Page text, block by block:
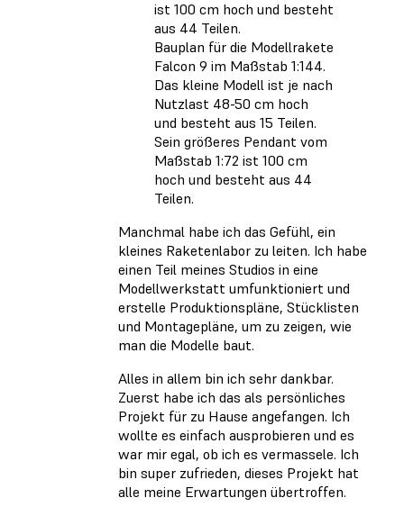
Bauplan für die Modellrakete
Falcon 9 im Maßstab 1:144.
Das kleine Modell ist je nach
Nutzlast 48-50 cm hoch
und besteht aus 15 Teilen.
Sein größeres Pendant vom
Maßstab 1:72 ist 100 cm
hoch und besteht aus 44
Teilen.
Manchmal habe ich das Gefühl, ein
kleines Raketenlabor zu leiten. Ich habe
einen Teil meines Studios in eine
Modellwerkstatt umfunktioniert und
erstelle Produktionspläne, Stücklisten
und Montagepläne, um zu zeigen, wie
man die Modelle baut.
Alles in allem bin ich sehr dankbar.
Zuerst habe ich das als persönliches
Projekt für zu Hause angefangen. Ich
wollte es einfach ausprobieren und es
war mir egal, ob ich es vermassele. Ich
bin super zufrieden, dieses Projekt hat
alle meine Erwartungen übertroffen.